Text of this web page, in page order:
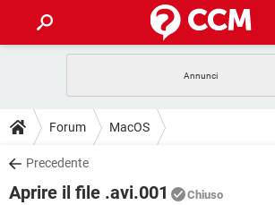
INTRATTENIMENTO
iOS
INSTAGRAM WHATSAPP
GUIDE
COVID-19
DOWNLOAD
COVID-19 GAMING
Forum MacOS
Precedente
Aprire il file .avi.001 Chiuso